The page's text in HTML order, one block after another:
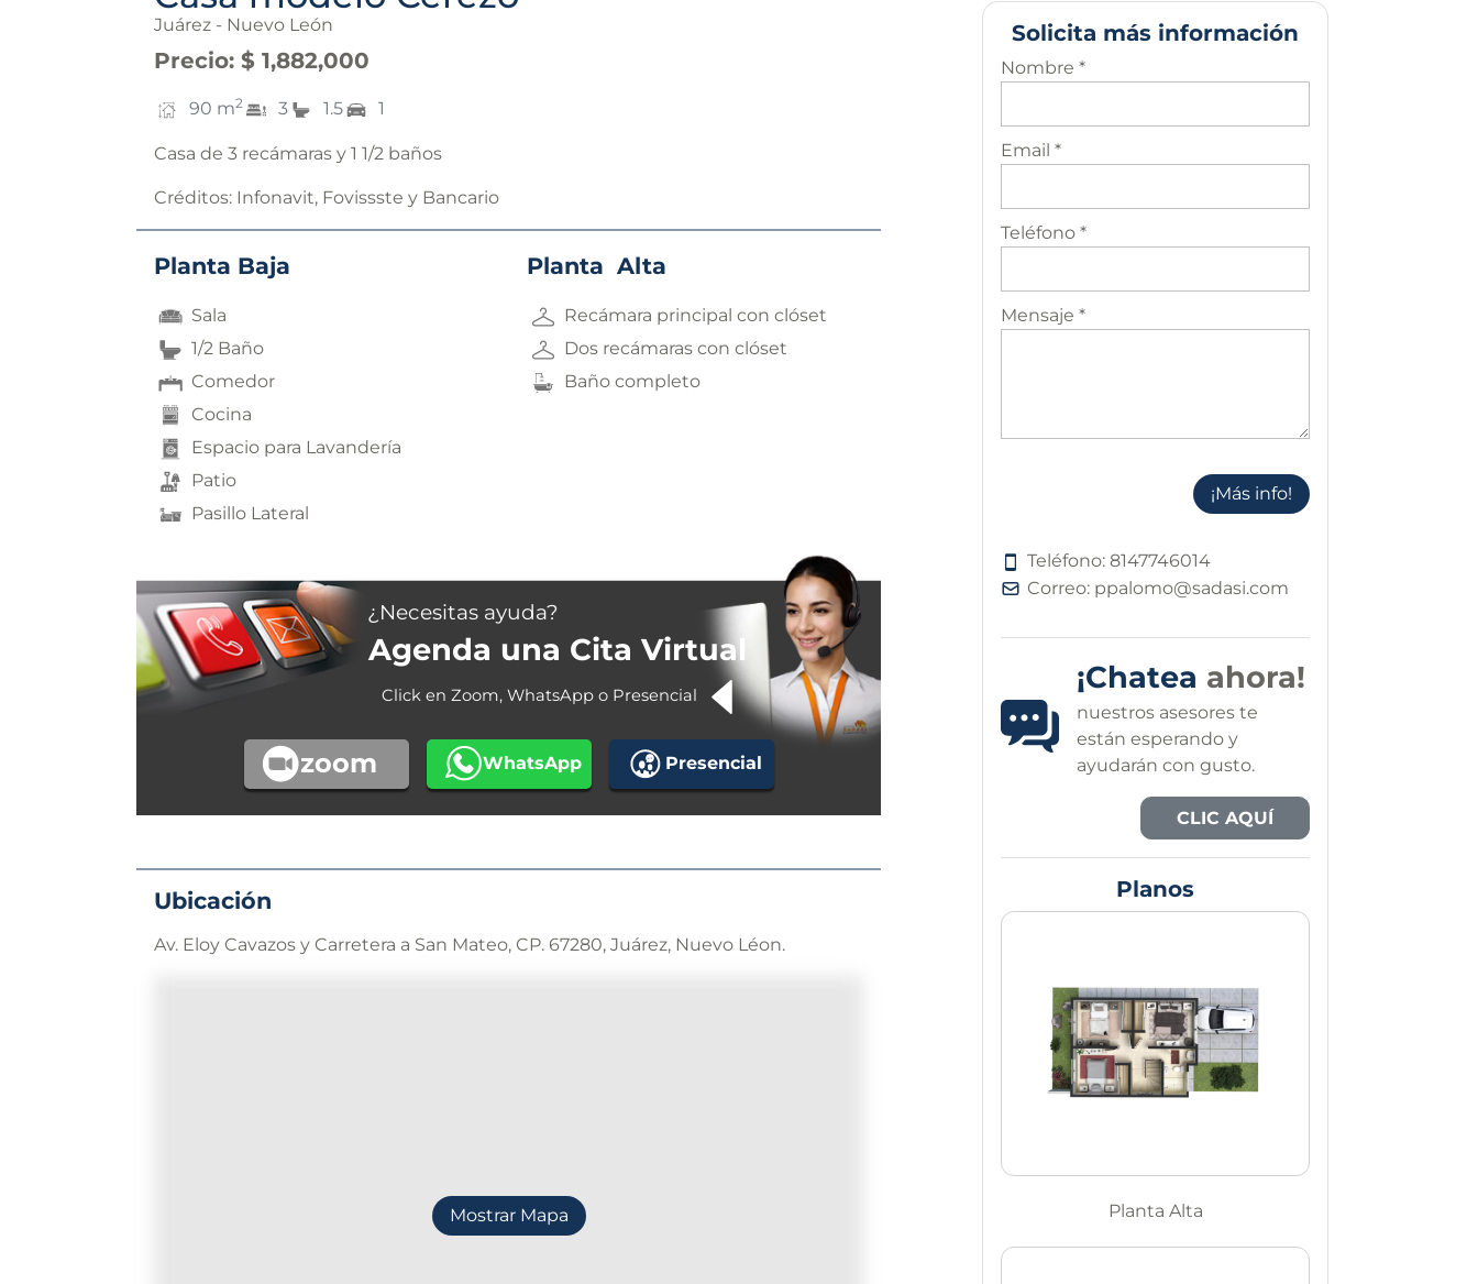
Juárez - Nuevo León
Precio: $ 1,882,000
90 m2 3 1.5 1
Casa de 3 recámaras y 1 1/2 baños
Créditos: Infonavit, Fovissste y Bancario
Planta Baja
Sala
1/2 Baño
Comedor
Cocina
Espacio para Lavandería
Patio
Pasillo Lateral
Planta Alta
Recámara principal con clóset
Dos recámaras con clóset
Baño completo
¿Necesitas ayuda?
Agenda una Cita Virtual
Click en Zoom, WhatsApp o Presencial
zoom WhatsApp Presencial
Ubicación
Av. Eloy Cavazos y Carretera a San Mateo, CP. 67280, Juárez, Nuevo Léon.
Mostrar Mapa
Solicita más información
Nombre *
Email *
Teléfono *
Mensaje *
¡Más info!
Teléfono:8147746014
Correo: ppalomo@sadasi.com
¡Chatea ahora!
nuestros asesores te
están esperando y
ayudarán con gusto.
CLIC AQUÍ
Planos
Planta Alta